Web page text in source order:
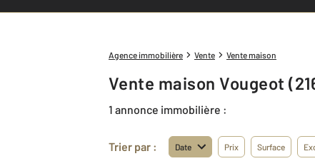
Agence immobilière Vente Vente maison
Vente maison Vougeot
1 annonce immobilière :
Trier par : Date Prix Surface